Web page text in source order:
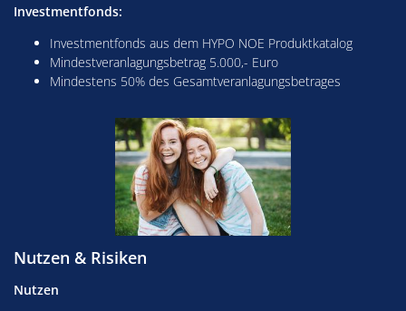
Investmentfonds:
Investmentfonds aus dem HYPO NOE Produktkatalog
Mindestveranlagungsbetrag 5.000,- Euro
Mindestens 50% des Gesamtveranlagungsbetrages
Nutzen & Risiken
Nutzen